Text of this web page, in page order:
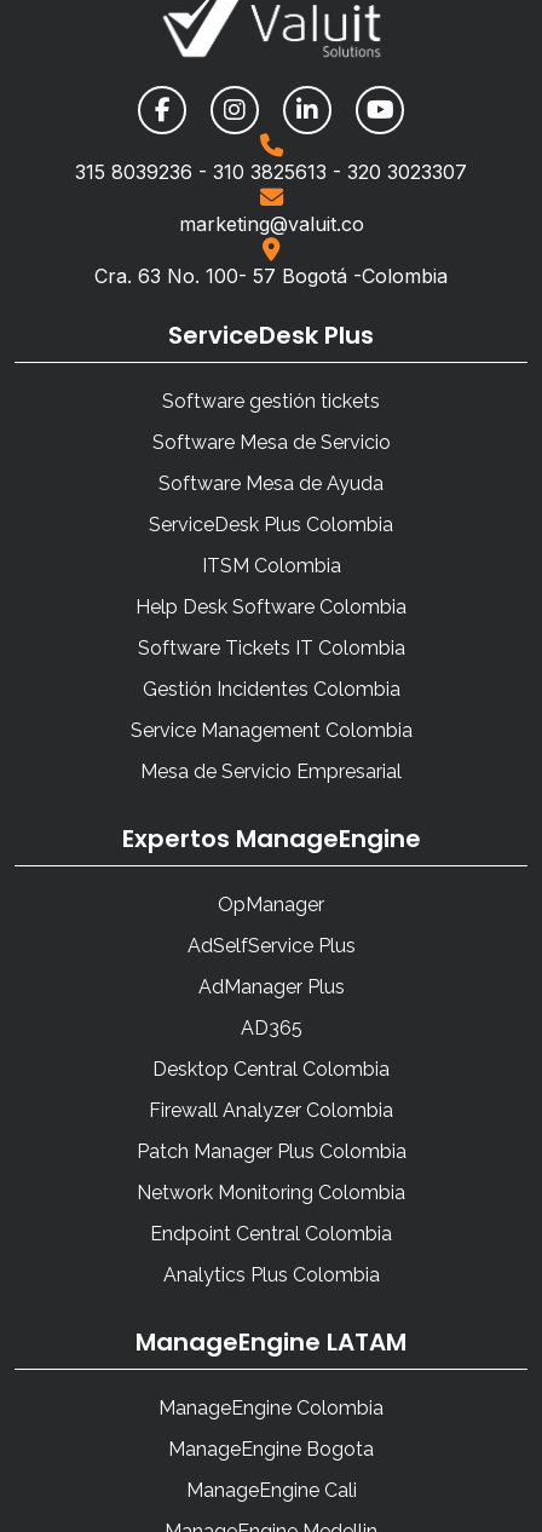
315 8039236 - 310 3825613 - 320 3023307
marketing@valuit.co
Cra. 63 No. 100- 57 Bogotá -Colombia
ServiceDesk Plus
Software gestión tickets
Software Mesa de Servicio
Software Mesa de Ayuda
ServiceDesk Plus Colombia
ITSM Colombia
Help Desk Software Colombia
Software Tickets IT Colombia
Gestión Incidentes Colombia
Service Management Colombia
Mesa de Servicio Empresarial
Expertos ManageEngine
OpManager
AdSelfService Plus
AdManager Plus
AD365
Desktop Central Colombia
Firewall Analyzer Colombia
Patch Manager Plus Colombia
Network Monitoring Colombia
Endpoint Central Colombia
Analytics Plus Colombia
ManageEngine LATAM
ManageEngine Colombia
ManageEngine Bogota
ManageEngine Cali